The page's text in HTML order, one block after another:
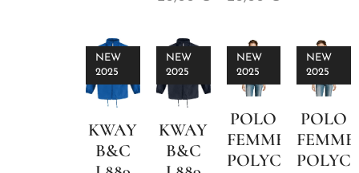
KWAY
B&C
NEW
2025
KWAY
B&C
NEW
2025
POLO
FEMME
POLYCOTON
NEW
2025
POLO
FEMME
NEW
2025